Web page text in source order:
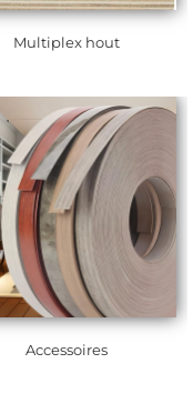
Multiplex hout
Accessoires